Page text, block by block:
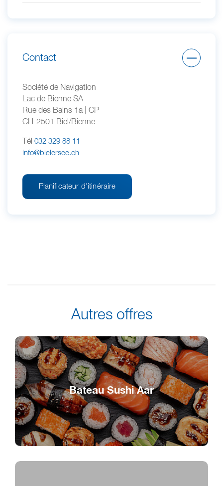
Contact
Société de Navigation
Lac de Bienne SA
Rue des Bains 1a | CP
CH-2501 Biel/Bienne
Tél 032 329 88 11
info@bielersee.ch
Planificateur d'itinéraire
Autres offres
Bateau Sushi Aar
Délicatesses japonaises sur l’eau